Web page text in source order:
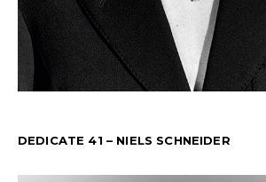
DEDICATE 41 – NIELS SCHNEIDER